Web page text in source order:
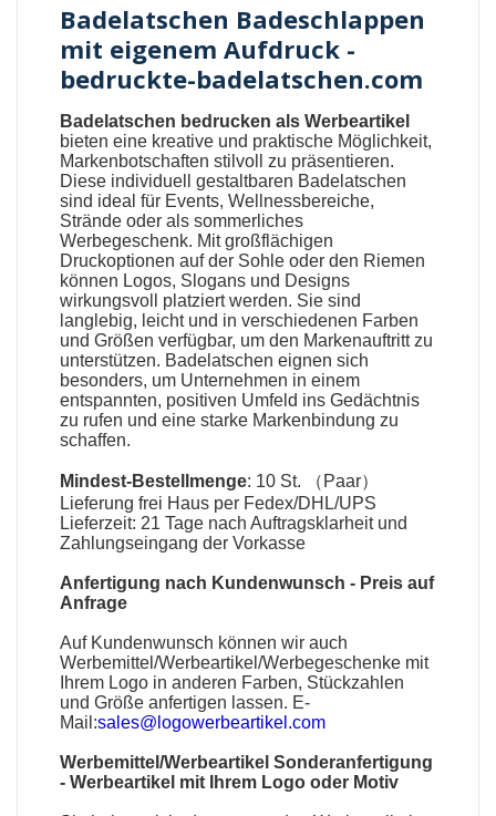
Badelatschen Badeschlappen
mit eigenem Aufdruck -
bedruckte-badelatschen.com
Badelatschen bedrucken als Werbeartikel
bieten eine kreative und praktische Möglichkeit,
Markenbotschaften stilvoll zu präsentieren.
Diese individuell gestaltbaren Badelatschen
sind ideal für Events, Wellnessbereiche,
Strände oder als sommerliches
Werbegeschenk. Mit großflächigen
Druckoptionen auf der Sohle oder den Riemen
können Logos, Slogans und Designs
wirkungsvoll platziert werden. Sie sind
langlebig, leicht und in verschiedenen Farben
und Größen verfügbar, um den Markenauftritt zu
unterstützen. Badelatschen eignen sich
besonders, um Unternehmen in einem
entspannten, positiven Umfeld ins Gedächtnis
zu rufen und eine starke Markenbindung zu
schaffen.
Mindest-Bestellmenge: 10 St. （Paar）
Lieferung frei Haus per Fedex/DHL/UPS
Lieferzeit: 21 Tage nach Auftragsklarheit und
Zahlungseingang der Vorkasse
Anfertigung nach Kundenwunsch - Preis auf
Anfrage
Auf Kundenwunsch können wir auch
Werbemittel/Werbeartikel/Werbegeschenke mit
Ihrem Logo in anderen Farben, Stückzahlen
und Größe anfertigen lassen. E-
Mail:sales@logowerbeartikel.com
Werbemittel/Werbeartikel Sonderanfertigung
-Werbeartikel mit Ihrem Logo oder Motiv